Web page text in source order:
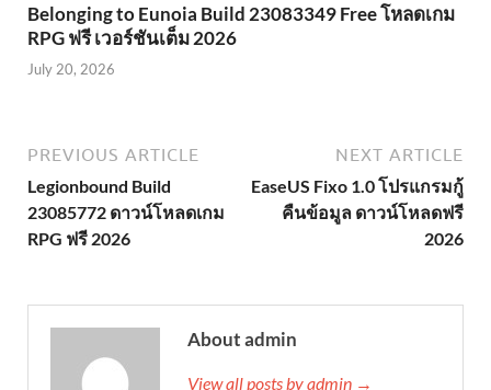
Belonging to Eunoia Build 23083349 Free โหลดเกม
RPG ฟรี เวอร์ชันเต็ม 2026
July 20, 2026
PREVIOUS ARTICLE
Legionbound Build
23085772 ดาวน์โหลดเกม
RPG ฟรี 2026
NEXT ARTICLE
EaseUS Fixo 1.0 โปรแกรมกู้
คืนข้อมูล ดาวน์โหลดฟรี
2026
About admin
View all posts by admin →